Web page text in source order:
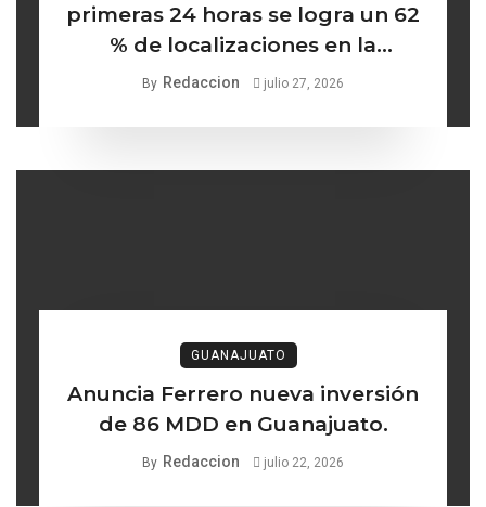
primeras 24 horas se logra un 62
% de localizaciones en la
búsqueda de mujeres y niñas
By Redaccion julio 27, 2026
GUANAJUATO
Anuncia Ferrero nueva inversión
de 86 MDD en Guanajuato.
By Redaccion julio 22, 2026